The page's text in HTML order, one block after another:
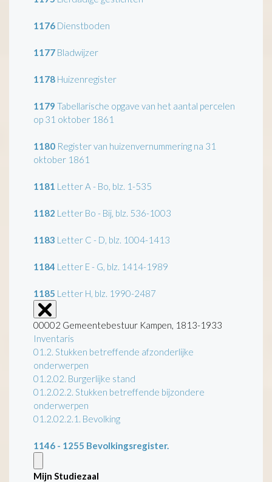
1176 Dienstboden
1177 Bladwijzer
1178 Huizenregister
1179 Tabellarische opgave van het aantal percelen
op 31 oktober 1861
1180 Register van huizenvernummering na 31
oktober 1861
1181 Letter A - Bo, blz. 1-535
1182 Letter Bo - Bij, blz. 536-1003
1183 Letter C - D, blz. 1004-1413
1184 Letter E - G, blz. 1414-1989
1185 Letter H, blz. 1990-2487
00002 Gemeentebestuur Kampen, 1813-1933
Inventaris
01.2. Stukken betreffende afzonderlijke
onderwerpen
01.2.02. Burgerlijke stand
01.2.02.2. Stukken betreffende bijzondere
onderwerpen
01.2.02.2.1. Bevolking
1146 - 1255 Bevolkingsregister.
Mijn Studiezaal